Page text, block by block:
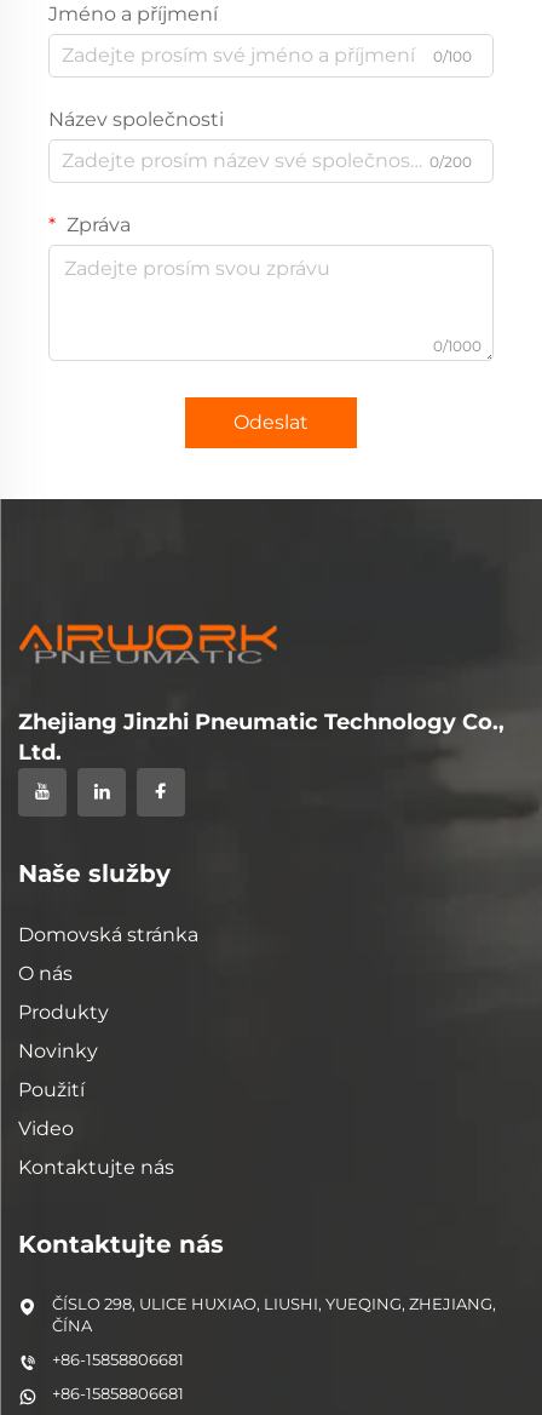
Jméno a příjmení
0/100
Název společnosti
0/200
Zpráva
0/1000
Odeslat
Zhejiang Jinzhi Pneumatic Technology Co.,
Ltd.
Naše služby
Domovská stránka
O nás
Produkty
Novinky
Použití
Video
Kontaktujte nás
Kontaktujte nás
ČÍSLO 298, ULICE HUXIAO, LIUSHI, YUEQING, ZHEJIANG,
ČÍNA
+86-15858806681
+86-15858806681